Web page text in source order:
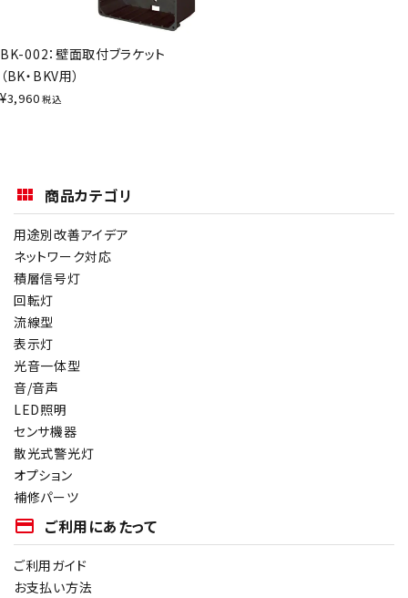
BK-002：壁面取付ブラケット
（BK・BKV用）
¥3,960 税込
商品カテゴリ
用途別改善アイデア
ネットワーク対応
積層信号灯
回転灯
流線型
表示灯
光音一体型
音/音声
LED照明
センサ機器
散光式警光灯
オプション
補修パーツ
payment ご利用にあたって
ご利用ガイド
お支払い方法